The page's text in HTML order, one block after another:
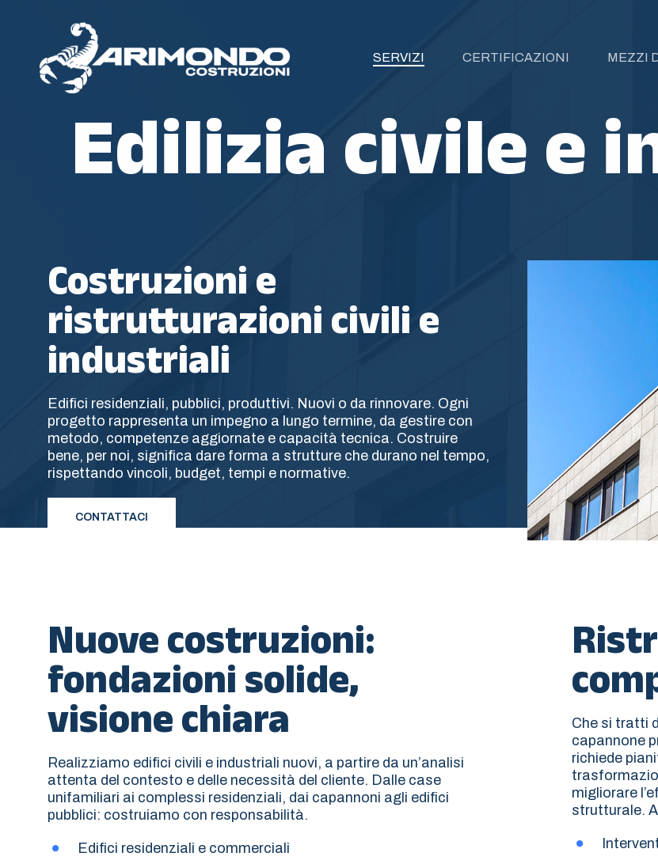
content
SERVIZI CERTIFICAZIONI MEZZI
Edilizia civile e
Costruzioni e
ristrutturazioni civili e
industriali
Edifici residenziali, pubblici, produttivi. Nuovi o da rinnovare. Ogni
progetto rappresenta un impegno a lungo termine, da gestire con
metodo, competenze aggiornate e capacità tecnica. Costruire
bene, per noi, significa dare forma a strutture che durano nel tempo,
rispettando vincoli, budget, tempi e normative.
CONTATTACI
Nuove costruzioni:
fondazioni solide,
visione chiara
Realizziamo edifici civili e industriali nuovi, a partire da un’analisi
attenta del contesto e delle necessità del cliente. Dalle case
unifamiliari ai complessi residenziali, dai capannoni agli edifici
pubblici: costruiamo con responsabilità.
Edifici residenziali e commerciali
Che si tratti
capannone
richiede
migliorare
strutturale.